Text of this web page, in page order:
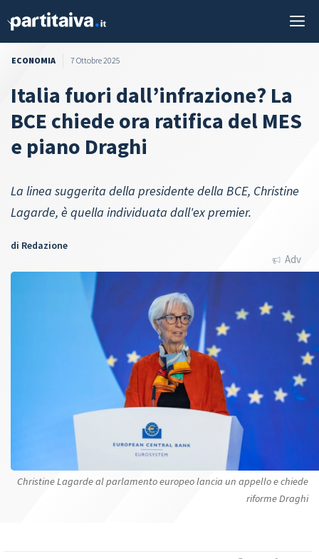
ECONOMIA 7 Ottobre 2025
Italia fuori dall’infrazione? La
BCE chiede ora ratifica del MES
e piano Draghi
La linea suggerita della presidente della BCE, Christine
Lagarde, è quella individuata dall'ex premier.
di Redazione
Adv
Christine Lagarde al parlamento europeo lancia un appello e chiede
riforme Draghi